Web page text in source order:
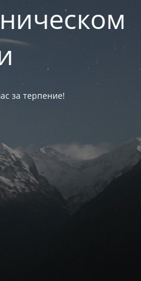
за терпение!